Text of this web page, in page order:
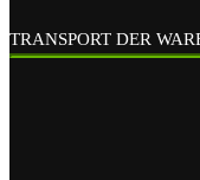
TRANSPORT DER